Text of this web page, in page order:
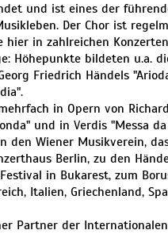
und ist eines der
Der Chor ist
in zahlreichen
Höhepunkte bildeten u.a.
Friedrich Händels
in Opern von
und in Verdis "Messa
den Wiener Musikverein,
Berlin, zu den
in Bukarest, zum
Italien, Griechenland,
Partner der